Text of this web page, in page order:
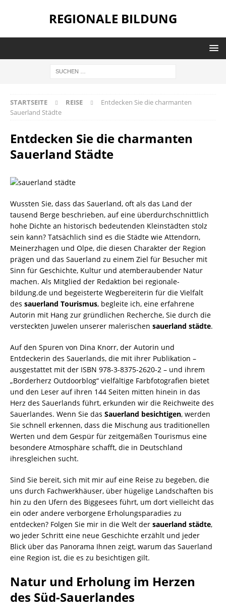
REGIONALE BILDUNG
STARTSEITE REISE
Entdecken Sie die charmanten
Sauerland Städte
Entdecken Sie die charmanten
Sauerland Städte
Wussten Sie, dass das Sauerland, oft als das Land der
tausend Berge beschrieben, auf eine überdurchschnittlich
hohe Dichte an historisch bedeutenden Kleinstädten stolz
sein kann? Tatsächlich sind es die Städte wie Attendorn,
Meinerzhagen und Olpe, die diesen Charakter der Region
prägen und das Sauerland zu einem Ziel für Besucher mit
Sinn für Geschichte, Kultur und atemberaubender Natur
machen. Als Mitglied der Redaktion bei regionale-
bildung.de und begeisterte Wegbereiterin für die Vielfalt
des sauerland Tourismus, begleite ich, eine erfahrene
Autorin mit Hang zur gründlichen Recherche, Sie durch die
versteckten Juwelen unserer malerischen sauerland städte.
Auf den Spuren von Dina Knorr, der Autorin und
Entdeckerin des Sauerlands, die mit ihrer Publikation –
ausgestattet mit der ISBN 978-3-8375-2620-2 – und ihrem
„Borderherz Outdoorblog“ vielfältige Farbfotografien bietet
und den Leser auf ihren 144 Seiten mitten hinein in das
Herz des Sauerlands führt, erkunden wir die Reichweite des
Sauerlandes. Wenn Sie das Sauerland besichtigen, werden
Sie schnell erkennen, dass die Mischung aus traditionellen
Werten und dem Gespür für zeitgemäßen Tourismus eine
besondere Atmosphäre schafft, die in Deutschland
ihresgleichen sucht.
Sind Sie bereit, sich mit mir auf eine Reise zu begeben, die
uns durch Fachwerkhäuser, über hügelige Landschaften bis
hin zu den Ufern des Biggesees führt, um dort vielleicht das
ein oder andere verborgene Erholungsparadies zu
entdecken? Folgen Sie mir in die Welt der sauerland städte,
wo jeder Schritt eine neue Geschichte erzählt und jeder
Blick über das Panorama Ihnen zeigt, warum das Sauerland
eine Region ist, die es zu besichtigen gilt.
Natur und Erholung im Herzen
des Süd-Sauerlandes